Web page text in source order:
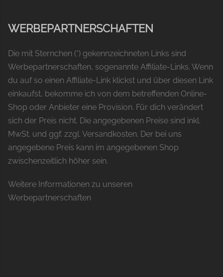
WERBEPARTNERSCHAFTEN
Die mit Sternchen (*) gekennzeichneten Links sind
Werbepartnerschaften, sogenannte Affiliate-Links. Wenn
du auf so einen Affiliate-Link klickst und über diesen Link
einkaufst, bekomme ich von dem betreffenden Online-
Shop oder Anbieter eine Provision. Für dich verändert
sich der Preis nicht. Die angegebenen Preise sind inkl.
MwSt. und ggf. zzgl. Versandkosten. Der bei uns
angegebene Preis kann im angegebenen Shop
zwischenzeitlich höher sein.
Weitere Informationen zu unseren
Werbepartnerschaften